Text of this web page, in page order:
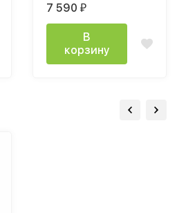
7 590 ₽
В
корзину